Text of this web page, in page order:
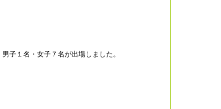
子１名・女子７名が出場しました。